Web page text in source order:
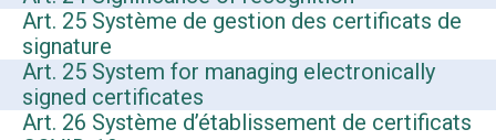
Art. 25 Système de gestion des certificats de
signature
Art. 25 System for managing electronically
signed certificates
Art. 26 Système d’établissement de certificats